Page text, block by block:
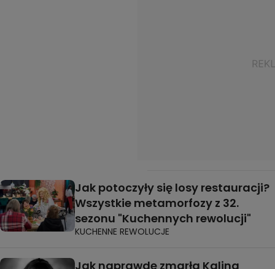
Jak potoczyły się losy restauracji?
Wszystkie metamorfozy z 32.
sezonu "Kuchennych rewolucji"
KUCHENNE REWOLUCJE
Jak naprawdę zmarła Kalina